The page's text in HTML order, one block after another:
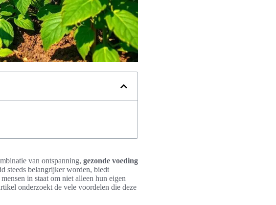
van ontspanning, gezonde voeding
steeds belangrijker worden, biedt
in staat om niet alleen hun eigen
onderzoekt de vele voordelen die deze